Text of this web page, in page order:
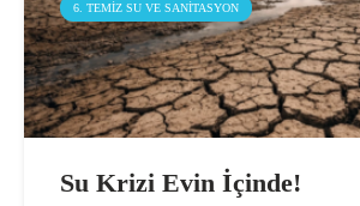
6. TEMIZ SU VE SANITASYON
Su Krizi Evin İçinde!